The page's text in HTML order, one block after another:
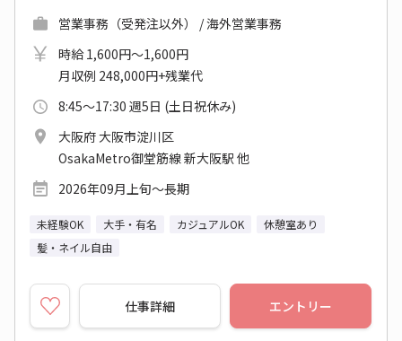
営業事務（受発注以外） / 海外営業事務
時給 1,600円～1,600円
月収例 248,000円+残業代
8:45～17:30 週5日 (土日祝休み)
大阪府 大阪市淀川区
OsakaMetro御堂筋線 新大阪駅 他
2026年09月上旬～長期
未経験OK 大手・有名 カジュアルOK
休憩室あり
髪・ネイル自由
仕事詳細 エントリー